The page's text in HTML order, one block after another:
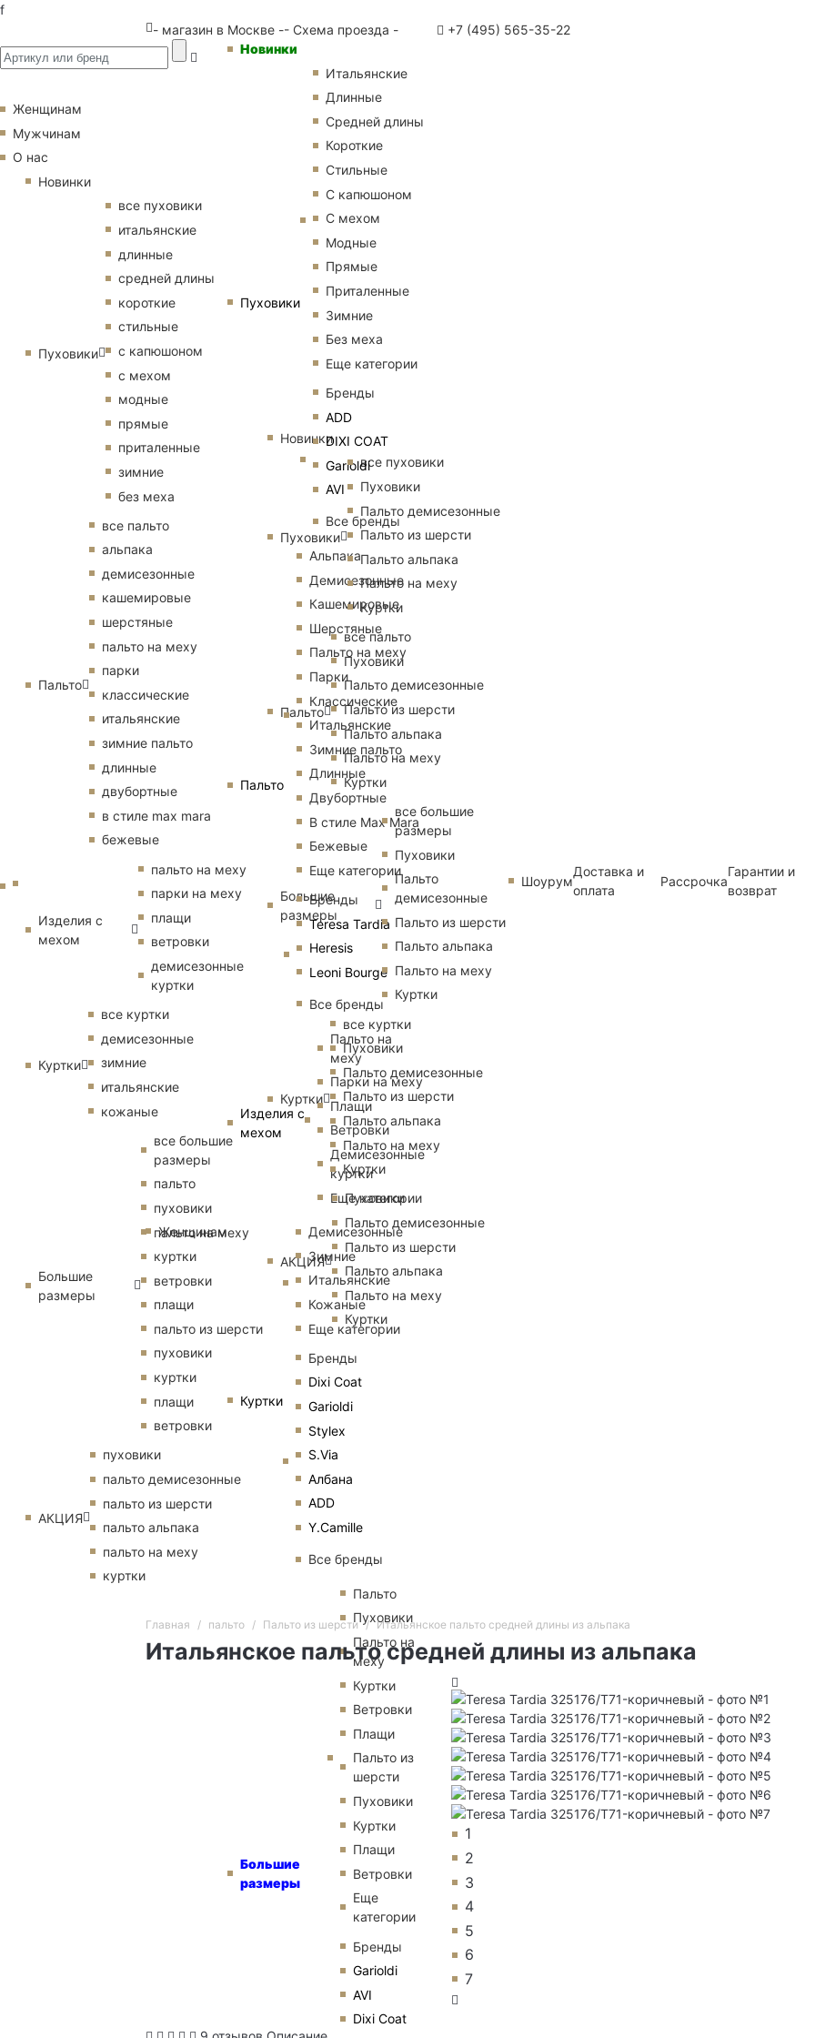
f
- магазин в Москве -- Схема проезда - +7 (495) 565-35-22
Женщинам
Новинки
Пуховики
Итальянские
Длинные
Средней длины
Короткие
Стильные
С капюшоном
С мехом
Модные
Прямые
Приталенные
Зимние
Без меха
Еще категории
Бренды
ADD
DIXI COAT
Garioldi
AVI
Все бренды
Пальто
Альпака
Демисезонные
Кашемировые
Шерстяные
Пальто на меху
Парки
Классические
Итальянские
Зимние пальто
Длинные
Двубортные
В стиле Max Mara
Бежевые
Еще категории
Бренды
Teresa Tardia
Heresis
Leoni Bourge
Все бренды
Изделия с
мехом
Пальто на
меху
Парки на меху
Плащи
Ветровки
Демисезонные
куртки
Еще категории
Куртки
Демисезонные
Зимние
Итальянские
Кожаные
Еще категории
Бренды
Dixi Coat
Garioldi
Stylex
S.Via
Албана
ADD
Y.Camille
Все бренды
Большие
размеры
Пальто
Пуховики
Пальто на
меху
Куртки
Ветровки
Плащи
Пальто из
шерсти
Пуховики
Куртки
Плащи
Ветровки
Еще
категории
Бренды
Garioldi
AVI
Dixi Coat
Женщинам
Мужчинам
О нас
Новинки
Пуховики
все пуховики
итальянские
длинные
средней длины
короткие
стильные
с капюшоном
с мехом
модные
прямые
приталенные
зимние
без меха
Пальто
все пальто
альпака
демисезонные
кашемировые
шерстяные
пальто на меху
парки
классические
итальянские
зимние пальто
длинные
двубортные
в стиле max mara
бежевые
Изделия с
мехом
пальто на меху
парки на меху
плащи
ветровки
демисезонные
куртки
Куртки
все куртки
демисезонные
зимние
итальянские
кожаные
Большие
размеры
все большие
размеры
пальто
пуховики
пальто на меху
куртки
ветровки
плащи
пальто из шерсти
пуховики
куртки
плащи
ветровки
АКЦИЯ
пуховики
пальто демисезонные
пальто из шерсти
пальто альпака
пальто на меху
куртки
Новинки
Пуховики
все пуховики
Пуховики
Пальто демисезонные
Пальто из шерсти
Пальто альпака
Пальто на меху
Куртки
Пальто
все пальто
Пуховики
Пальто демисезонные
Пальто из шерсти
Пальто альпака
Пальто на меху
Куртки
Большие
размеры
все большие
размеры
Пуховики
Пальто
демисезонные
Пальто из шерсти
Пальто альпака
Пальто на меху
Куртки
Куртки
все куртки
Пуховики
Пальто демисезонные
Пальто из шерсти
Пальто альпака
Пальто на меху
Куртки
АКЦИЯ
Пуховики
Пальто демисезонные
Пальто из шерсти
Пальто альпака
Пальто на меху
Куртки
Шоурум
Доставка и
оплата
Рассрочка
Гарантии и
возврат
Главная пальто Пальто из шерсти Итальянское пальто средней длины из альпака
Итальянское пальто средней длины из альпака
1
2
3
4
5
6
7